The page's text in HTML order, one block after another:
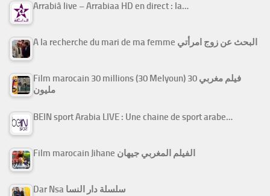
Arrabiâ live – Arrabiaa HD en direct : la…
A la recherche du mari de ma femme البحث عن زوج امرأتي
Film marocain 30 millions (30 Melyoun) فيلم مغربي 30
مليون
BEIN sport Arabia LIVE : Une chaine de sport arabe…
Film marocain Jihane الفيلم المغربي جيهان
Dar Nsa سلسلة دار النسا